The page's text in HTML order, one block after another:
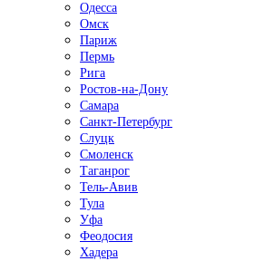
Одесса
Омск
Париж
Пермь
Рига
Ростов-на-Дону
Самара
Санкт-Петербург
Слуцк
Смоленск
Таганрог
Тель-Авив
Тула
Уфа
Феодосия
Хадера